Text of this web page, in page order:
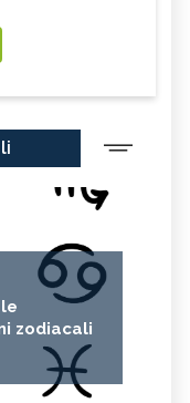
zodiacali